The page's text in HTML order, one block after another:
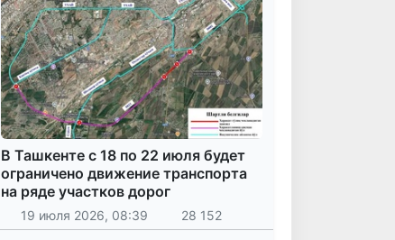
В Ташкенте с 18 по 22 июля будет
ограничено движение транспорта
на ряде участков дорог
19 июля 2026, 08:39 28 152